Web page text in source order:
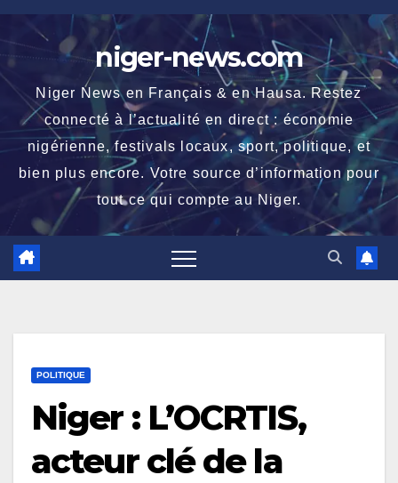
Skip
to
content
niger-news.com
Niger News en Français & en Hausa. Restez
connecté à l’actualité en direct : économie
nigérienne, festivals locaux, sport, politique, et
bien plus encore. Votre source d’information pour
tout ce qui compte au Niger.
POLITIQUE
Niger : L’OCRTIS,
acteur clé de la